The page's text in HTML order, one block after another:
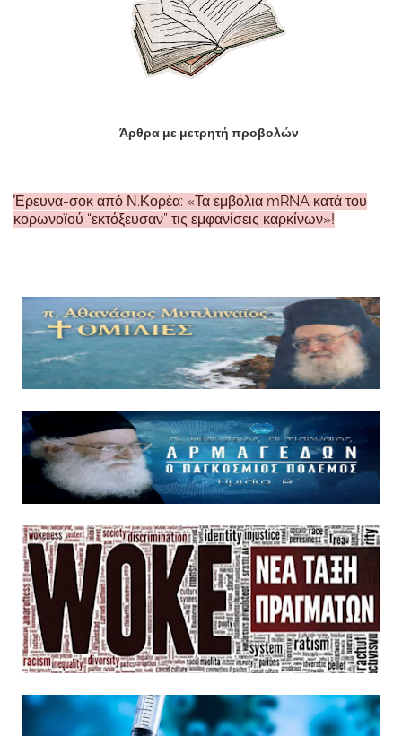
Άρθρα με μετρητή προβολών
Έρευνα-σοκ από Ν.Κορέα: «Τα εμβόλια mRNA κατά του
κορωνοϊού “εκτόξευσαν” τις εμφανίσεις καρκίνων»!